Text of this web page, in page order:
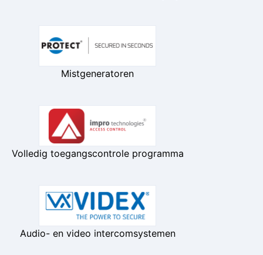
Mistgeneratoren
Volledig toegangscontrole programma
Audio- en video intercomsystemen